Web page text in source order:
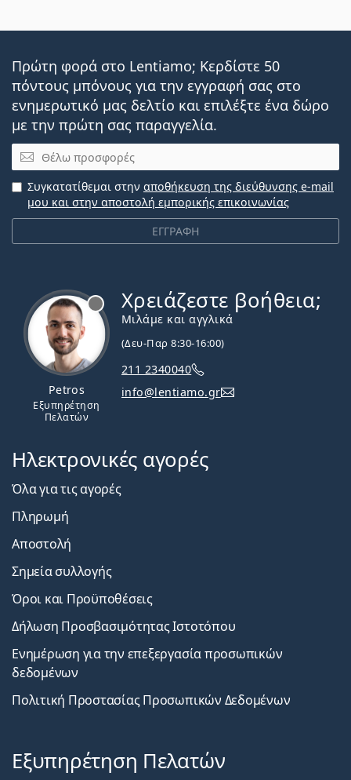
Πρώτη φορά στο Lentiamo; Κερδίστε 50
πόντους μπόνους για την εγγραφή σας στο
ενημερωτικό μας δελτίο και επιλέξτε ένα δώρο
με την πρώτη σας παραγγελία.
Email
ΕΓΓΡΑΦΗ
Συγκατατίθεμαι στην αποθήκευση της διεύθυνσης e-mail
μου και στην αποστολή εμπορικής επικοινωνίας
Petros
Εξυπηρέτηση
Πελατών
Χρειάζεστε βοήθεια;
Μιλάμε και αγγλικά
(Δευ-Παρ 8:30-16:00)
211 2340040
info@lentiamo.gr
Ηλεκτρονικές αγορές
Όλα για τις αγορές
Πληρωμή
Αποστολή
Σημεία συλλογής
Όροι και Προϋποθέσεις
Δήλωση Προσβασιμότητας Ιστοτόπου
Ενημέρωση για την επεξεργασία προσωπικών
δεδομένων
Πολιτική Προστασίας Προσωπικών Δεδομένων
Εξυπηρέτηση Πελατών